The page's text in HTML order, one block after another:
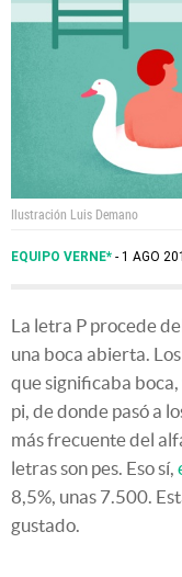
Ilustración Luis Demano
EQUIPO VERNE* 1 AGO
La letra P procede
una boca abierta.
que significaba
pi, de donde pasó a
más frecuente del
letras son pes. Eso sí,
8,5%, unas 7.500.
gustado.